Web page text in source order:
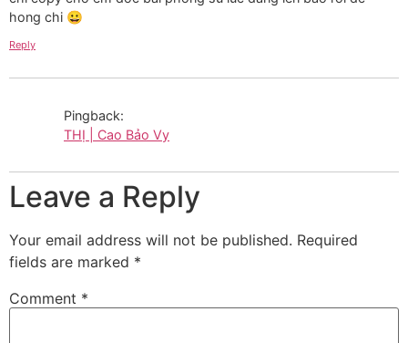
hong chi 😀
Reply
Pingback:
THỊ | Cao Bảo Vy
Leave a Reply
Your email address will not be published. Required
fields are marked *
Comment *